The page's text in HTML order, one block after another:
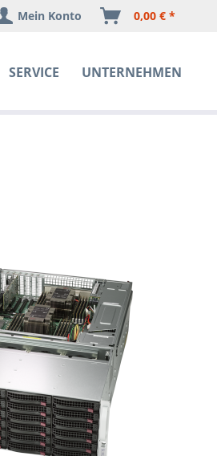
SERVICE UNTERNEHMEN
Deutschland
Mein Konto 0,00 € *